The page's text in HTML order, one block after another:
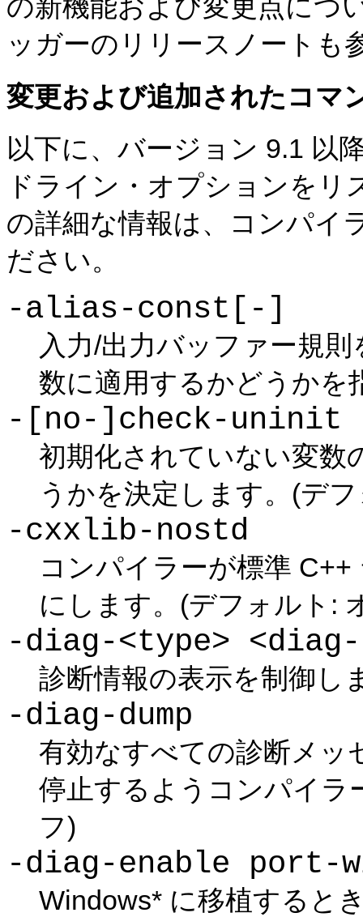
の新機能および変更点につ
ッガーのリリースノートも
変更および追加されたコマ
以下に、バージョン 9.1 以
ドライン・オプションを
の詳細な情報は、コンパイ
ださい。
-alias-const[-]
入力/出力バッファー規
数に適用するかどうかを
-[no-]check-uninit
初期化されていない変数
うかを決定します。(デ
-cxxlib-nostd
コンパイラーが標準
にします。(デフォルト:
-diag-<type>
診断情報の表示を制御し
-diag-dump
有効なすべての診断メッ
停止するようコンパイラ
フ)
-diag-enable port-
Windows* に移植すると